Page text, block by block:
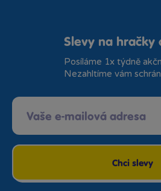
Slevy na hračky
Posíláme 1x týdně
Nezahltíme vám
Chci slevy